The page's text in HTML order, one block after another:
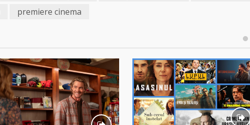
premiere cinema